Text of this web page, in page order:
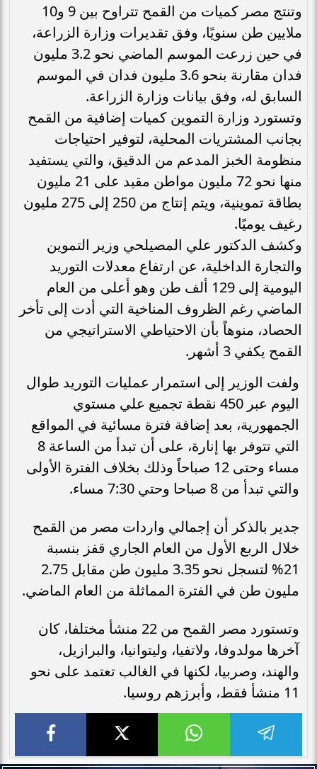
وتنتج مصر كميات من القمح تتراوح بين 9 و10
ملايين طن سنويًا، وفق تقديرات وزارة الزراعة،
في حين زرعت الموسم الماضي نحو 3.2 مليون
فدان مقارنة بنحو 3.6 مليون فدان في الموسم
السابق له، وفق بيانات وزارة الزراعة.
وتستورد وزارة التموين كميات إضافية من القمح
بجانب المشتريات المحلية، لتوفير احتياجات
منظومة الخبز المدعم من الدقيق، والتي يستفيد
منها نحو 72 مليون مواطن مقيد على 21 مليون
بطاقة تموينية، ويتم إنتاج من 250 إلى 275 مليون
رغيف يوميًا.
وكشف الدكتور علي المصيلحي وزير التموين
والتجارة الداخلية، عن ارتفاع معدلات التوريد
اليومية إلى 129 ألف طن وهو أعلى من العام
الماضي رغم الظروف المناخية التي أدت إلى تأخر
الحصاد، منوهاً بأن الاحتياطي الاستراتيجي من
القمح يكفي 3 أشهر.
ولفت الوزير إلى استمرار عمليات التوريد طوال
اليوم عبر 450 نقطة تجميع علي مستوي
الجمهورية، بعد إضافة فترة مسائية في المواقع
التي تتوفر بها إنارة، على أن تبدأ من الساعة 8
مساء وحتى 12 صباحاً وذلك بخلاف الفترة الأولى
والتي تبدأ من 8 صباحا وحتي 7:30 مساء.
جدير بالذكر أن إجمالي واردات مصر من القمح
خلال الربع الأول من العام الجاري قفز بنسبة
21% لتسجل نحو 3.35 مليون طن مقابل 2.75
مليون طن في الفترة المماثلة من العام الماضي.
وتستورد مصر القمح من 22 منشأ مختلفا، كان
آخرها مولدوفا، ولاتفيا، وليتوانيا، والبرازيل،
والهند، وصربيا، لكنها في الغالب تعتمد على نحو
11 منشأ فقط، وأبرزهم روسيا.